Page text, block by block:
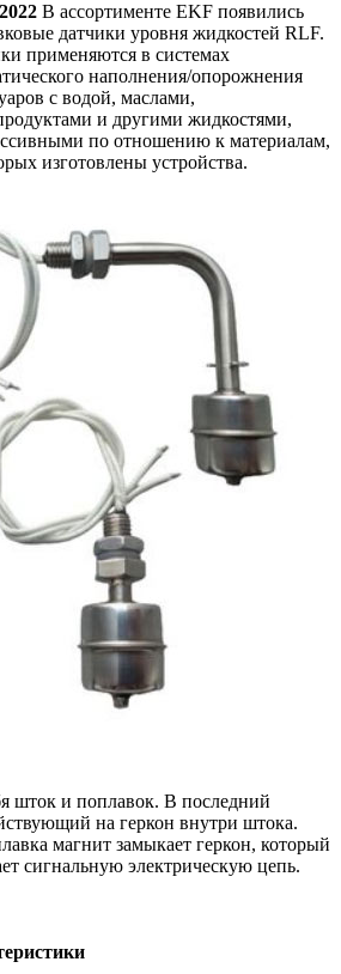
В ассортименте EKF появились
датчики уровня жидкостей RLF.
применяются в системах
наполнения/опорожнения
с водой, маслами,
и другими жидкостями,
по отношению к материалам,
изготовлены устройства.
шток и поплавок. В последний
на геркон внутри штока.
магнит замыкает геркон, который
сигнальную электрическую цепь.